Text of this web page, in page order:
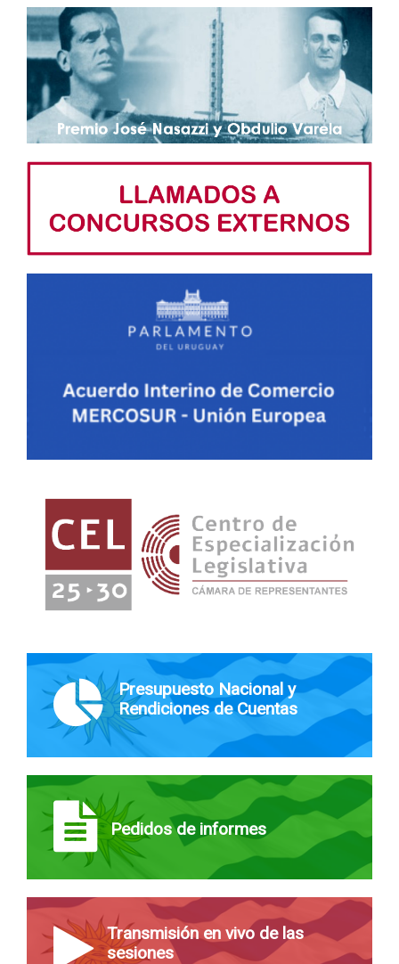
Presupuesto Nacional y
Rendiciones de Cuentas
Pedidos de informes
Transmisión en vivo de las
sesiones